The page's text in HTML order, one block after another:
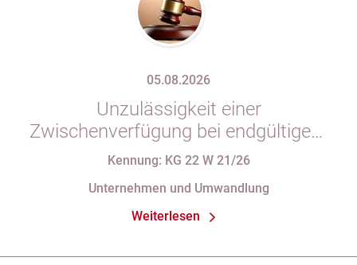
05.08.2026
Unzulässigkeit einer
Zwischenverfügung bei endgültigem
Eintragungshindernis und
einer eGbR im Gesellschaftsregister
Kennung: KG 22 W 21/26
Unternehmen und Umwandlung
Weiterlesen